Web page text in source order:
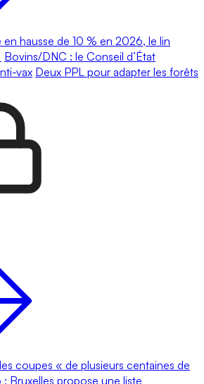
en hausse de 10 % en 2026, le lin
Bovins/DNC : le Conseil d’État
vax Deux PPL pour adapter les forêts
coupes « de plusieurs centaines de
: Bruxelles propose une liste